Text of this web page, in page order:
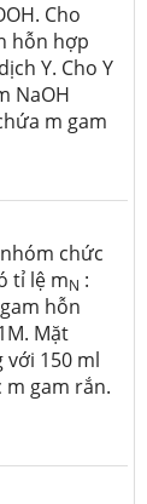
Cho
hỗn hợp
Y. Cho Y
NaOH
m gam
chức
tỉ lệ mN :
hỗn
Mặt
với 150 ml
m gam rắn.